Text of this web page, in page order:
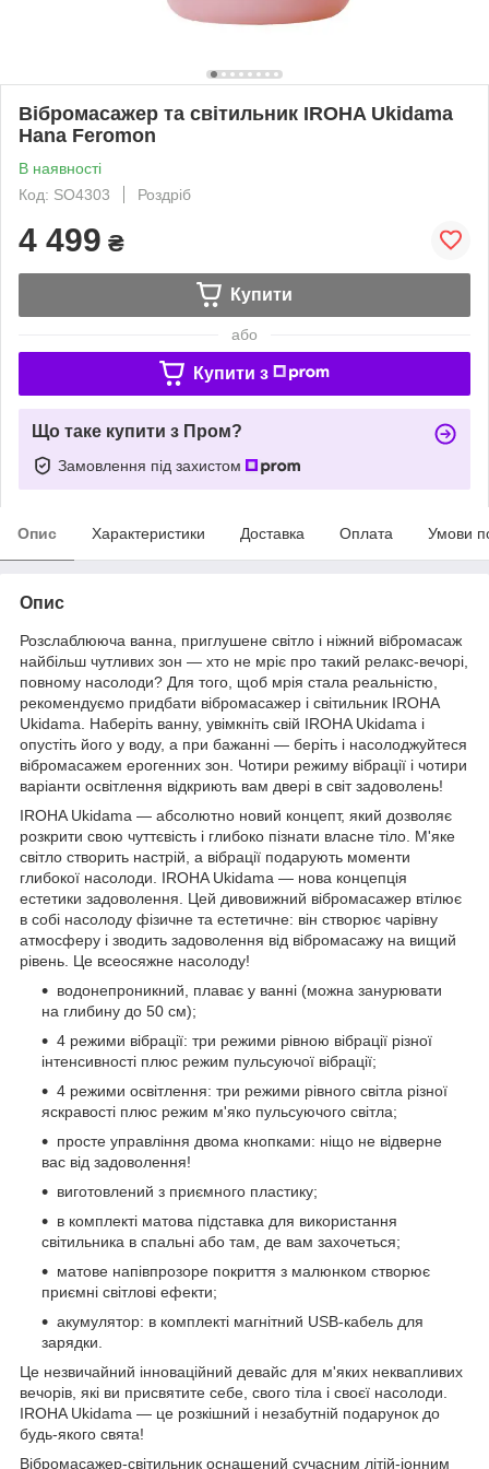
Вібромасажер та світильник IROHA Ukidama
Hana Feromon
В наявності
Код: SO4303
Роздріб
4 499 ₴
Купити
або
Купити з
Що таке купити з Пром?
Замовлення під захистом
Опис Характеристики Доставка Оплата Умови
Опис
Розслаблююча ванна, приглушене світло і ніжний вібромасаж
найбільш чутливих зон — хто не мріє про такий релакс-вечорі,
повному насолоди? Для того, щоб мрія стала реальністю,
рекомендуємо придбати вібромасажер і світильник IROHA
Ukidama. Наберіть ванну, увімкніть свій IROHA Ukidama і
опустіть його у воду, а при бажанні — беріть і насолоджуйтеся
вібромасажем ерогенних зон. Чотири режиму вібрації і чотири
варіанти освітлення відкриють вам двері в світ задоволень!
IROHA Ukidama — абсолютно новий концепт, який дозволяє
розкрити свою чуттєвість і глибоко пізнати власне тіло. М'яке
світло створить настрій, а вібрації подарують моменти
глибокої насолоди. IROHA Ukidama — нова концепція
естетики задоволення. Цей дивовижний вібромасажер втілює
в собі насолоду фізичне та естетичне: він створює чарівну
атмосферу і зводить задоволення від вібромасажу на вищий
рівень. Це всеосяжне насолоду!
водонепроникний, плаває у ванні (можна занурювати
на глибину до 50 см);
4 режими вібрації: три режими рівною вібрації різної
інтенсивності плюс режим пульсуючої вібрації;
4 режими освітлення: три режими рівного світла різної
яскравості плюс режим м'яко пульсуючого світла;
просте управління двома кнопками: ніщо не відверне
вас від задоволення!
виготовлений з приємного пластику;
в комплекті матова підставка для використання
світильника в спальні або там, де вам захочеться;
матове напівпрозоре покриття з малюнком створює
приємні світлові ефекти;
акумулятор: в комплекті магнітний USB-кабель для
зарядки.
Це незвичайний інноваційний девайс для м'яких неквапливих
вечорів, які ви присвятите себе, свого тіла і своєї насолоди.
IROHA Ukidama — це розкішний і незабутній подарунок до
будь-якого свята!
Вібромасажер-світильник оснащений сучасним літій-іонним